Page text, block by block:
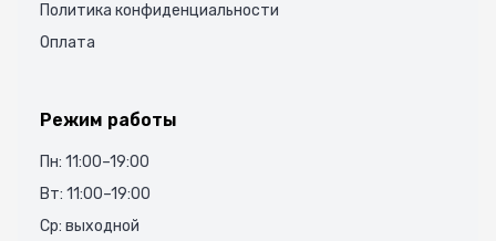
Политика конфиденциальности
Оплата
Режим работы
Пн: 11:00–19:00
Вт: 11:00–19:00
Ср: выходной